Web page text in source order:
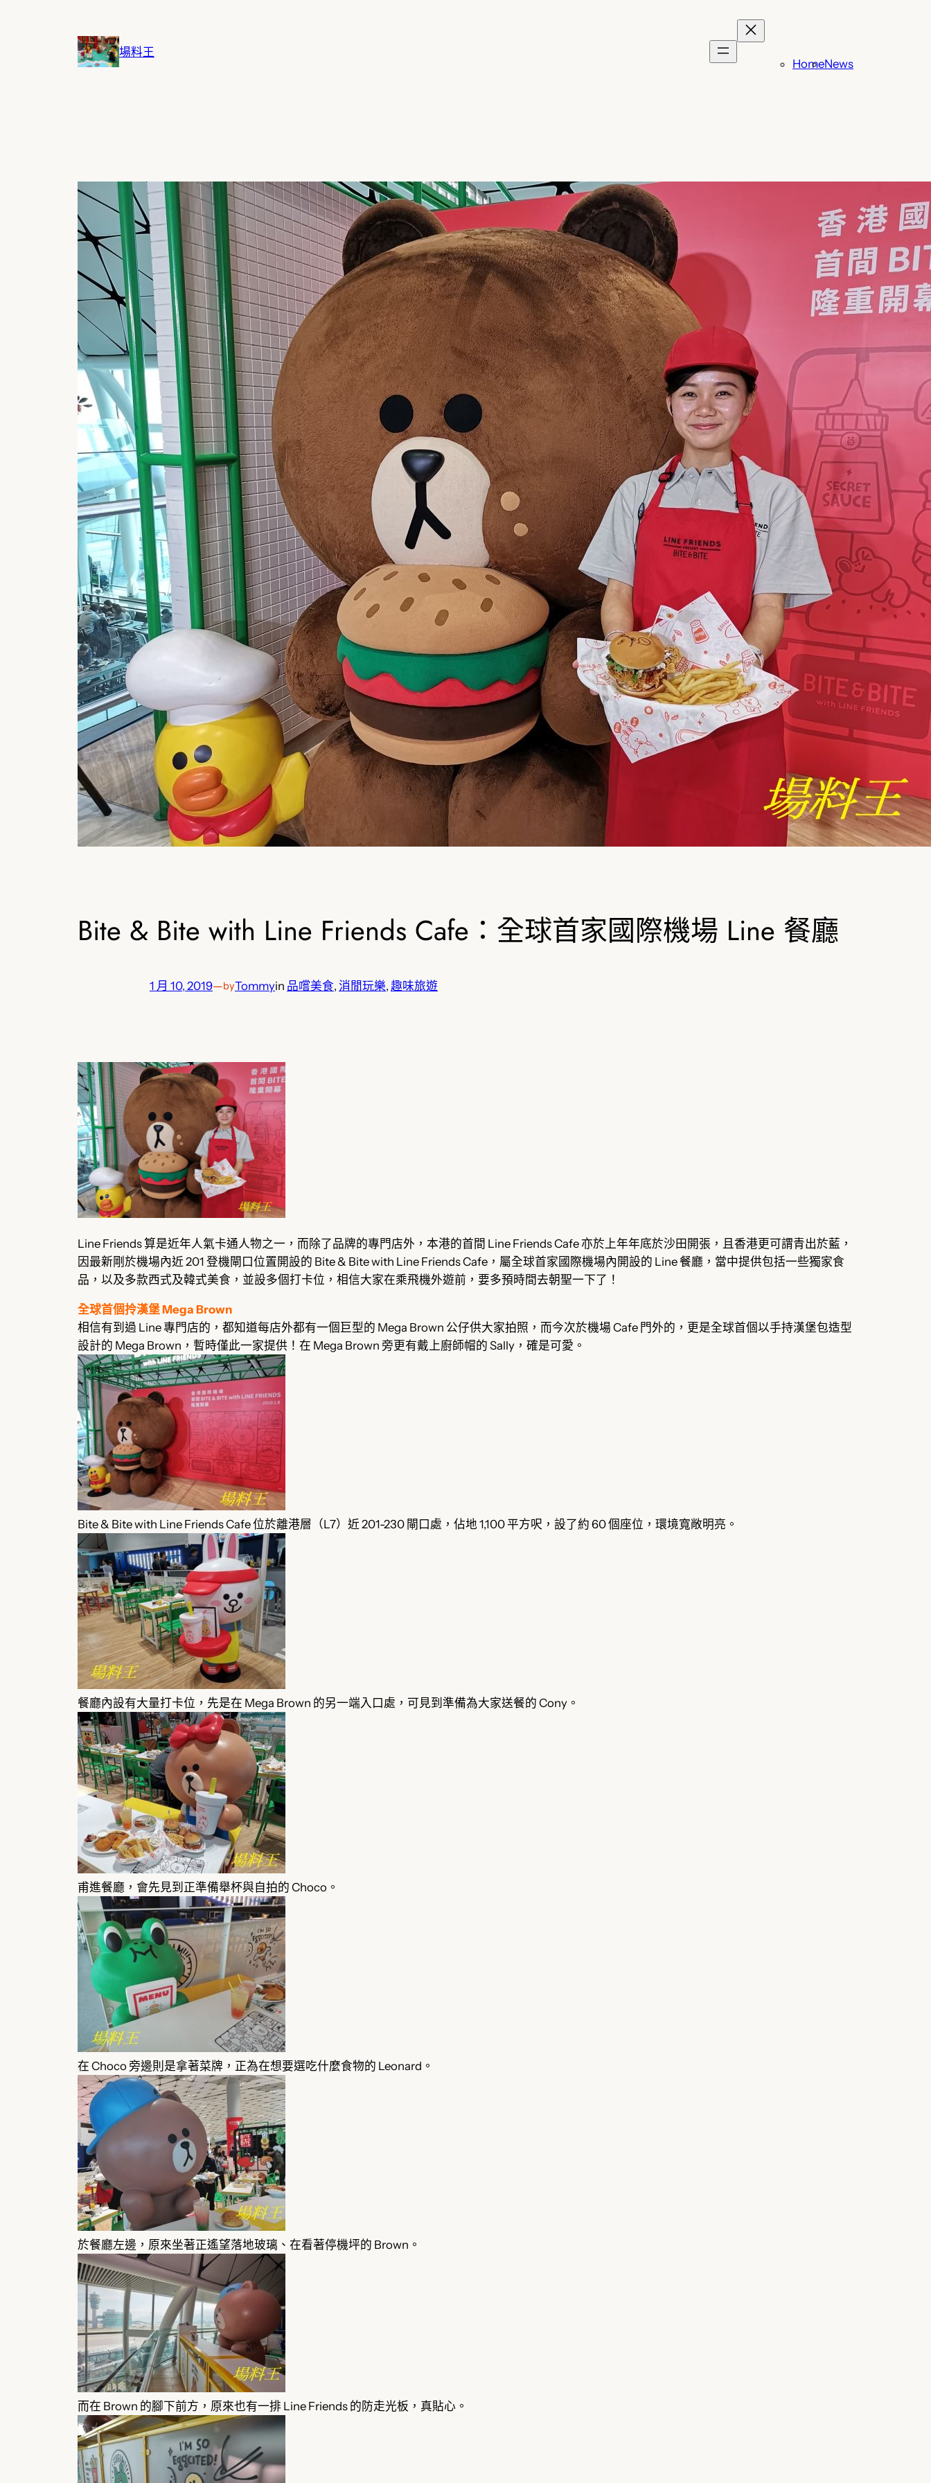
場料王
HomeNews
Bite & Bite with Line Friends Cafe：全球首家國際機場 Line 餐廳
1 月 10, 2019—byTommyin 品嚐美食, 消閒玩樂, 趣味旅遊
Line Friends 算是近年人氣卡通人物之一，而除了品牌的專門店外，本港的首間 Line Friends Cafe 亦於上年年底於沙田開張，且香港更可謂青出於藍，
因最新剛於機場內近 201 登機閘口位置開設的 Bite & Bite with Line Friends Cafe，屬全球首家國際機場內開設的 Line 餐廳，當中提供包括一些獨家食
品，以及多款西式及韓式美食，並設多個打卡位，相信大家在乘飛機外遊前，要多預時間去朝聖一下了！
全球首個拎漢堡 Mega Brown
相信有到過 Line 專門店的，都知道每店外都有一個巨型的 Mega Brown 公仔供大家拍照，而今次於機場 Cafe 門外的，更是全球首個以手持漢堡包造型
設計的 Mega Brown，暫時僅此一家提供！在 Mega Brown 旁更有戴上廚師帽的 Sally，確是可愛。
Bite & Bite with Line Friends Cafe 位於離港層（L7）近 201-230 閘口處，佔地 1,100 平方呎，設了約 60 個座位，環境寬敞明亮。
餐廳內設有大量打卡位，先是在 Mega Brown 的另一端入口處，可見到準備為大家送餐的 Cony。
甫進餐廳，會先見到正準備舉杯與自拍的 Choco。
在 Choco 旁邊則是拿著菜牌，正為在想要選吃什麼食物的 Leonard。
於餐廳左邊，原來坐著正遙望落地玻璃、在看著停機坪的 Brown。
而在 Brown 的腳下前方，原來也有一排 Line Friends 的防走光板，真貼心。